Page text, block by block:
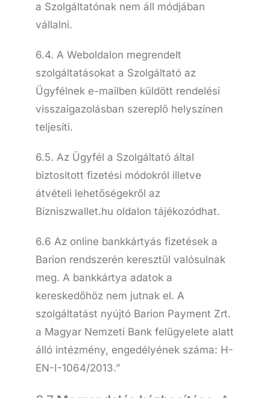
a Szolgáltatónak nem áll módjában
vállalni.
6.4. A Weboldalon megrendelt
szolgáltatásokat a Szolgáltató az
Ügyfélnek e-mailben küldött rendelési
visszaigazolásban szereplő helyszínen
teljesíti.
6.5. Az Ügyfél a Szolgáltató által
biztosított fizetési módokról illetve
átvételi lehetőségekről az
Bizniszwallet.hu oldalon tájékozódhat.
6.6 Az online bankkártyás fizetések a
Barion rendszerén keresztül valósulnak
meg. A bankkártya adatok a
kereskedőhöz nem jutnak el. A
szolgáltatást nyújtó Barion Payment Zrt.
a Magyar Nemzeti Bank felügyelete alatt
álló intézmény, engedélyének száma: H-
EN-I-1064/2013.”